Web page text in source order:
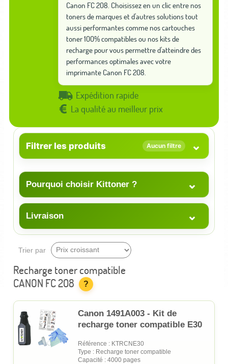
Canon FC 208. Choisissez en un clic entre nos
toners de marques et d'autres solutions tout
aussi performantes comme nos cartouches
toner 100% compatibles ou nos kits de
recharge pour vous permettre d'atteindre des
performances optimales avec votre
imprimante Canon FC 208.
Expédition rapide
La qualité au meilleur prix
Filtrer les produits Aucun filtre ⌄
Pourquoi choisir Kittoner ? ⌄
Livraison ⌄
Trier par
Recharge toner compatible
CANON FC 208
?
Canon 1491A003 - Kit de
recharge toner compatible E30
Référence : KTRCNE30
Type : Recharge toner compatible
Capacité : 4000 pages